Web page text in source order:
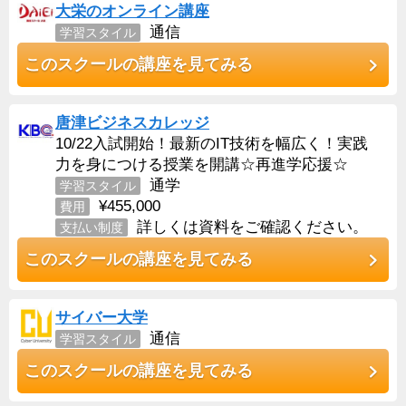
大栄のオンライン講座
学習スタイル 通信
このスクールの講座を見てみる
唐津ビジネスカレッジ
10/22入試開始！最新のIT技術を幅広く！実践
力を身につける授業を開講☆再進学応援☆
学習スタイル 通学
費用 ¥455,000
支払い制度 詳しくは資料をご確認ください。
このスクールの講座を見てみる
サイバー大学
学習スタイル 通信
このスクールの講座を見てみる